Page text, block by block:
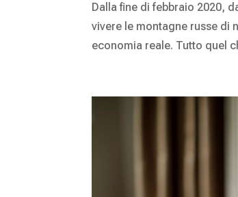
Dalla fine di febbraio 2020,
vivere le montagne russe di
economia reale. Tutto quel